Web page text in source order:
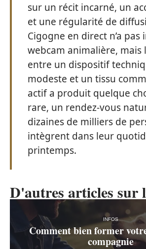
sur un récit incarné, un
et une régularité de
Cigogne en direct n’a pas
webcam animalière, mais
entre un dispositif
modeste et un tissu
actif a produit quelque
rare, un rendez-vous
dizaines de milliers de
intègrent dans leur
printemps.
D'autres articles sur
INFOS
Comment bien former
compagnie